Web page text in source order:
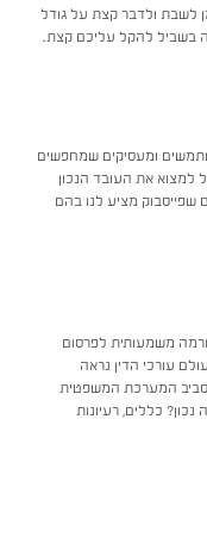
לשבת ולדבר קצת על גודל
בשביל להקל עליכם קצת.
ומעסיקים שמחפשים
את העובד הנכון
המשרה המתאימה לכם. הנה 5 כלים שפייסבוק מציע לנו בהם
משמעותית לפרסום
עורכי הדין נראה
המערכת המשפטית
כללים, רעיונות